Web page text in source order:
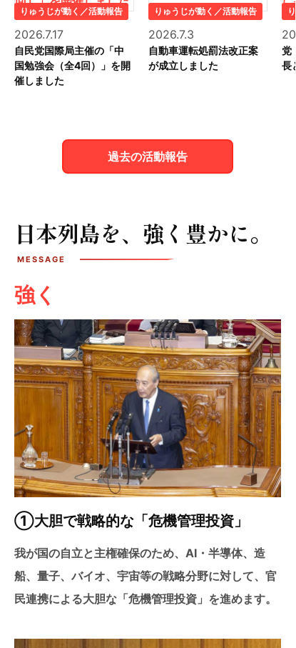
りゅうじが動く／活動報告
2026.7.17
自民党国際局主催の「中
国勉強会（全4回）」を開
催しました
りゅうじが動く／活動報告
2026.7.3
自動車運転処罰法改正案
が成立しました
党
長
過去の活動報告
日本列島を、強く豊かに。
強く
①大胆で戦略的な「危機管理投資」
我が国の自立と主権確保のため、AI・半導体、造
船、量子、バイオ、宇宙等の戦略分野に対して、官
民連携による大胆な「危機管理投資」を進めます。